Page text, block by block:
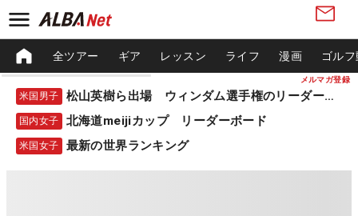
メルマガ登録
全ツアー ギア レッスン ライフ 漫画 ゴル
米国男子 松山英樹ら出場 ウィンダム選手権のリーダーボード
国内女子 北海道meijiカップ リーダーボード
米国女子 最新の世界ランキング